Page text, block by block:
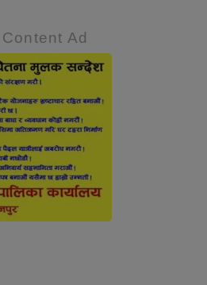
Ad